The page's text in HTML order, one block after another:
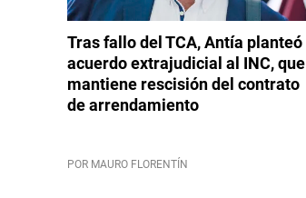
Tras fallo del TCA, Antía planteó
acuerdo extrajudicial al INC, que
mantiene rescisión del contrato
de arrendamiento
POR MAURO FLORENTÍN